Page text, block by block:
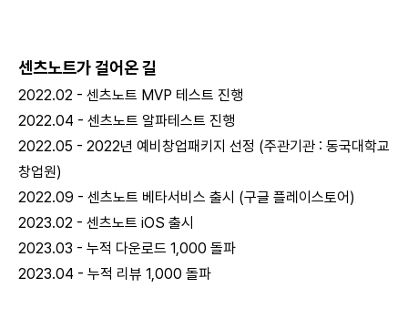
센츠노트가 걸어온 길
2022.02 - 센츠노트 MVP 테스트 진행
2022.04 - 센츠노트 알파테스트 진행
2022.05 - 2022년 예비창업패키지 선정 (주관기관 : 동국대학교
창업원)
2022.09 - 센츠노트 베타서비스 출시 (구글 플레이스토어)
2023.02 - 센츠노트 iOS 출시
2023.03 - 누적 다운로드 1,000 돌파
2023.04 - 누적 리뷰 1,000 돌파